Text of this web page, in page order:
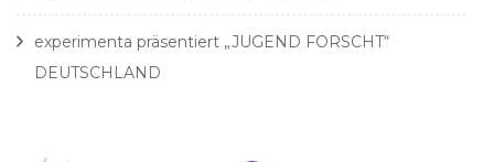
experimenta präsentiert „JUGEND FORSCHT“
DEUTSCHLAND